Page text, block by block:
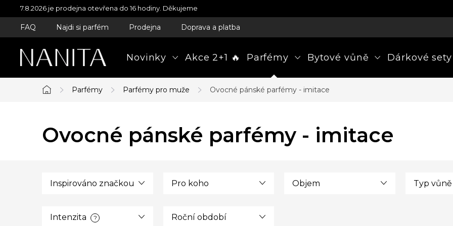
Přejít
na
obsah
7.8.2026 je prodejna otevřena do 16 hodiny. Děkujeme
FAQ Najdi si parfém Prodejna Doprava a platba
Novinky Akce 2+1 🔥 Parfémy Bytové vůně Dárkové sety
Domů
Parfémy Parfémy pro muže Ovocné pánské parfémy - imitace
Ovocné pánské parfémy - imitace
Inspirováno značkou Pro koho Objem Typ vůně
Intenzita ? Roční období